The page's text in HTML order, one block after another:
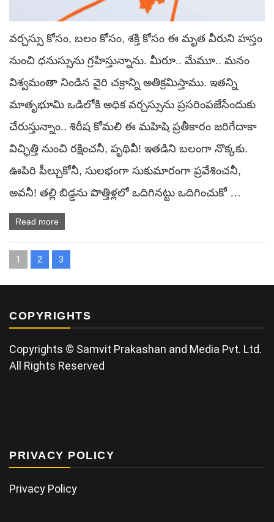
వర్చస్సు కోసం, బలం కోసం, శక్తి కోసం ఈ మృత వీరుని హస్తం
నుంచి ధనుస్సును గ్రహిస్తున్నాను. మీరూ.. మేమూ.. మనం
విశ్వమంతా నిండిన వైరి చక్రాన్ని అతిక్రమిస్తాము. ఇతన్ని
మాతృభూమి ఒడిలోకి అధిక వర్చస్సును ప్రసరింపజేసేందుకు
చేరుస్తున్నాం.. శిరీష కోమలి ఈ మహిషి ప్రతీకారం జరిగేదాకా
విచ్ఛిత్తి నుంచి రక్షించనీ, పృథివీ! ఇతడిని బలంగా నొక్కకు.
ఊపిరి పీల్చుకోనీ, సులభంగా సుకుమారంగా ప్రవేశించనీ,
అవనీ! తల్లి బిడ్డను పొత్తిళ్లలో ఒదిగినట్టు ఒదిగించుకో …
Read more
1 2 3
COPYRIGHTS
Copyrights © Samvit Prakashan and Media Pvt. Ltd.
All Rights Reserved
PRIVACY POLICY
Privacy Policy